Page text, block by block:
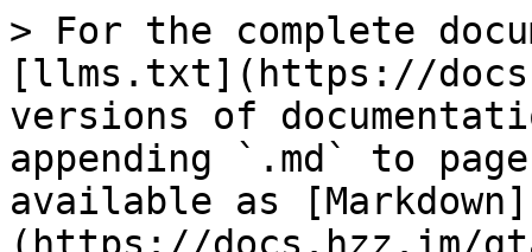
> For the complete
[llms.txt](https://
versions of
appending `.md` to
available as [Markdown]